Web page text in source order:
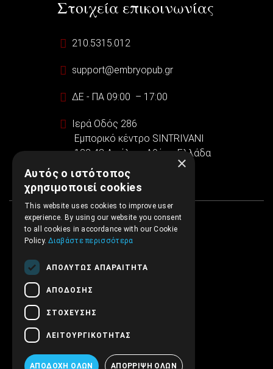
Στοιχεία επικοινωνίας
210.5315.012
support@embryopub.gr
ΔΕ - ΠΑ 09:00 – 17:00
Ιερά Οδός 286
Εμπορικό κέντρο SINTRIVANI
122 43 Αιγάλεω Αθήνα, Ελλάδα
×
Αυτός ο ιστότοπος
χρησιμοποιεί cookies
This website uses cookies to improve user
experience. By using our website you consent
to all cookies in accordance with our Cookie
Policy.Διαβάστε περισσότερα
ΑΠΟΛΎΤΩΣ ΑΠΑΡΑΊΤΗΤΑ
ΑΠΌΔΟΣΗΣ
ΣΤΌΧΕΥΣΗΣ
ΛΕΙΤΟΥΡΓΙΚΌΤΗΤΑΣ
ΑΠΟΔΟΧΉ ΌΛΩΝ ΑΠΌΡΡΙΨΗ ΌΛΩΝ